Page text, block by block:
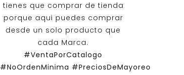
tienes que comprar de tienda
porque aqui puedes comprar
desde un solo producto que
cada Marca.
#VentaPorCatalogo
#NoOrdenMinima #PreciosDeMayoreo